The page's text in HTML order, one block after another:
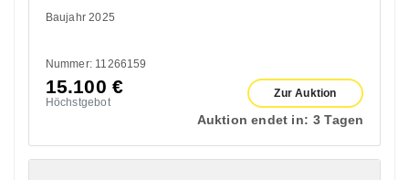
Baujahr 2025
Nummer: 11266159
15.100 €
Höchstgebot
Zur Auktion
Auktion endet in: 3 Tagen